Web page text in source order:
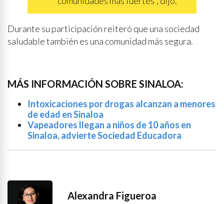
Durante su participación reiteró que una sociedad
saludable también es una comunidad más segura.
MÁS INFORMACIÓN SOBRE SINALOA:
Intoxicaciones por drogas alcanzan a menores
de edad en Sinaloa
Vapeadores llegan a niños de 10 años en
Sinaloa, advierte Sociedad Educadora
Alexandra Figueroa